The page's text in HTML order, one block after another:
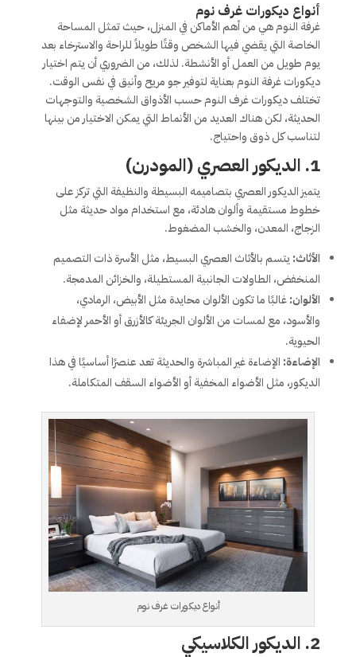
أنواع ديكورات غرف نوم
غرفة النوم هي من أهم الأماكن في المنزل، حيث تمثل المساحة
الخاصة التي يقضي فيها الشخص وقتًا طويلاً للراحة والاسترخاء بعد
يوم طويل من العمل أو الأنشطة. لذلك، من الضروري أن يتم اختيار
ديكورات غرفة النوم بعناية لتوفير جو مريح وأنيق في نفس الوقت.
تختلف ديكورات غرف النوم حسب الأذواق الشخصية والتوجهات
الحديثة، لكن هناك العديد من الأنماط التي يمكن الاختيار من بينها
لتناسب كل ذوق واحتياج.
1. الديكور العصري (المودرن)
يتميز الديكور العصري بتصاميمه البسيطة والنظيفة التي تركز على
خطوط مستقيمة وألوان هادئة، مع استخدام مواد حديثة مثل
الزجاج، المعدن، والخشب المضغوط.
الأثاث: يتسم بالأثاث العصري البسيط، مثل الأسرة ذات التصميم
المنخفض، الطاولات الجانبية المستطيلة، والخزائن المدمجة.
الألوان:غالبًا ما تكون الألوان محايدة مثل الأبيض، الرمادي،
والأسود، مع لمسات من الألوان الجريئة كالأزرق أو الأحمر لإضفاء
الحيوية.
الإضاءة: الإضاءة غير المباشرة والحديثة تعد عنصرًا أساسيًا في هذا
الديكور، مثل الأضواء المخفية أو الأضواء السقف المتكاملة.
أنواع ديكورات غرف نوم
2. الديكور الكلاسيكي